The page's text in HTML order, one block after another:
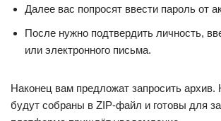
Далее вас попросят ввести пароль от
После нужно подтвердить личность,
или электронного письма.
Наконец вам предложат запросить архив.
будут собраны в ZIP-файл и готовы для